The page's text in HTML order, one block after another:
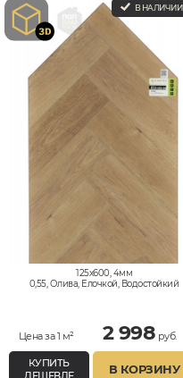
В НАЛИЧИИ
125x600, 4мм
0,55, Олива, Елочкой, Водостойкий
Цена за 1 м² 2 998 руб.
КУПИТЬ
ДЕШЕВЛЕ
В КОРЗИНУ